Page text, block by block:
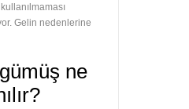
Gelin nedenlerine
ne